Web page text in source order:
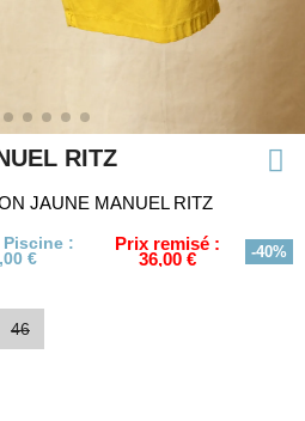
RITZ
JAUNE MANUEL RITZ
Piscine :
€
Prix remisé :
36,00 € -40%
46